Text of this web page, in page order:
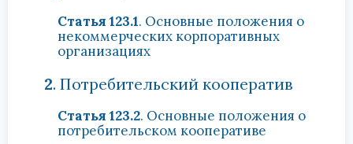
Статья 123.1. Основные положения о
некоммерческих корпоративных
организациях
2. Потребительский кооператив
Статья 123.2. Основные положения о
потребительском кооперативе